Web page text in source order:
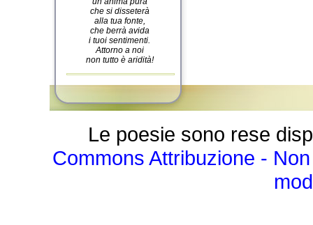
che si disseterà
alla tua fonte,
che berrà avida
i tuoi sentimenti.
Attorno a noi
non tutto è aridità!
Le poesie sono rese
Commons Attribuzione -